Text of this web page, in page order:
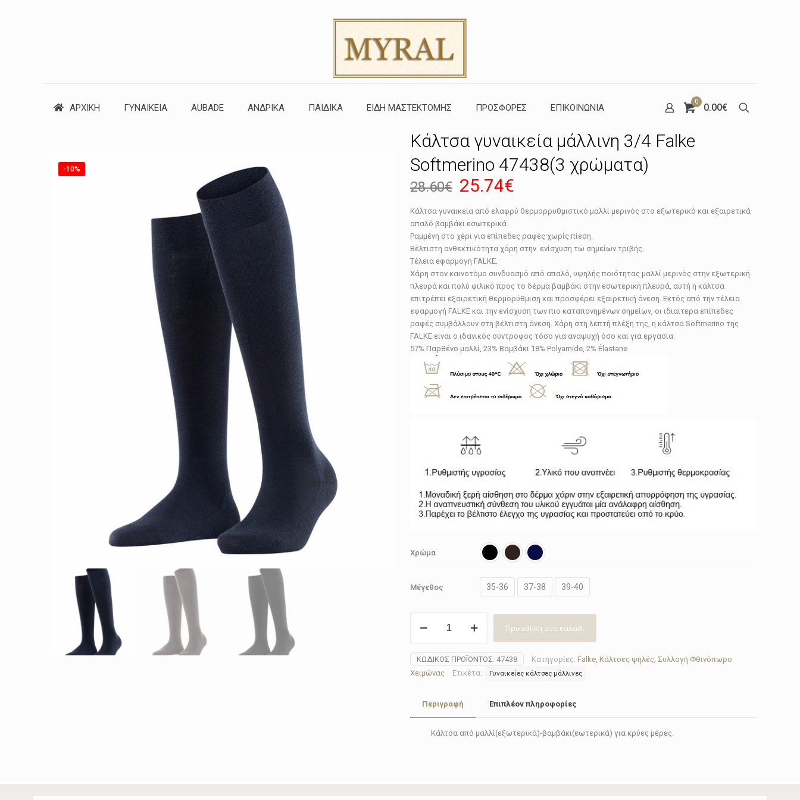
ΑΡΧΙΚΗ ΓΥΝΑΙΚΕΙΑ AUBADE ΑΝΔΡΙΚΑ ΠΑΙΔΙΚΑ ΕΙΔΗ ΜΑΣΤΕΚΤΟΜΗΣ ΠΡΟΣΦΟΡΕΣ ΕΠΙΚΟΙΝΩΝΙΑ
0
0.00€
-10%
Κάλτσα γυναικεία μάλλινη 3/4 Falke
Softmerino 47438(3 χρώματα)
28.60€ Original
price
was:
28.60€.
25.74€
τρέχουσα
τιμή
είναι:
25.74€.
Κάλτσα γυναικεία από ελαφρύ θερμορρυθμιστικό μαλλί μερινός στο εξωτερικό και εξαιρετικά
απαλό βαμβάκι εσωτερικά.
Ραμμένη στο χέρι για επίπεδες ραφές χωρίς πίεση.
Βέλτιστη ανθεκτικότητα χάρη στην ενίσχυση τω σημείων τριβής.
Τέλεια εφαρμογή FALKE.
Χάρη στον καινοτόμο συνδυασμό από απαλό, υψηλής ποιότητας μαλλί μερινός στην εξωτερική
πλευρά και πολύ φιλικό προς το δέρμα βαμβάκι στην εσωτερική πλευρά, αυτή η κάλτσα
επιτρέπει εξαιρετική θερμορύθμιση και προσφέρει εξαιρετική άνεση. Εκτός από την τέλεια
εφαρμογή FALKE και την ενίσχυση των πιο καταπονημένων σημείων, οι ιδιαίτερα επίπεδες
ραφές συμβάλλουν στη βέλτιστη άνεση. Χάρη στη λεπτή πλέξη της, η κάλτσα Softmerino της
FALKE είναι ο ιδανικός σύντροφος τόσο για αναψυχή όσο και για εργασία.
57% Παρθένο μαλλί, 23% Βαμβάκι 18% Polyamide, 2% Élastane
Χρώμα
Μέγεθος 35-36 37-38 39-40
γυναικεία
3/4
Falke
χρώματα)
ποσότητα
Προσθήκη στο καλάθι
ΚΩΔΙΚΌΣ ΠΡΟΪΌΝΤΟΣ: 47438 Κατηγορίες: Falke, Κάλτσες ψηλές, Συλλογή Φθινόπωρο
Χειμώνας
Ετικέτα: Γυναικείες κάλτσες μάλλινες
Περιγραφή Επιπλέον πληροφορίες
Κάλτσα από μαλλί(εξωτερικά)-βαμβάκι(εωτερικά) για κρύες μέρες.